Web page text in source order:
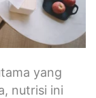
yang
nutrisi ini